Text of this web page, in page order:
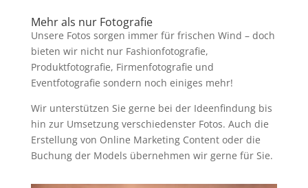
Mehr als nur Fotografie
Unsere Fotos sorgen immer für frischen Wind – doch
bieten wir nicht nur Fashionfotografie,
Produktfotografie, Firmenfotografie und
Eventfotografie sondern noch einiges mehr!
Wir unterstützen Sie gerne bei der Ideenfindung bis
hin zur Umsetzung verschiedenster Fotos. Auch die
Erstellung von Online Marketing Content oder die
Buchung der Models übernehmen wir gerne für Sie.